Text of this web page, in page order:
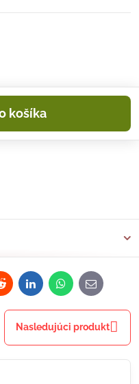
košíka
RedditLinkedInWhatsApp
E-
mail
Nasledujúci produkt